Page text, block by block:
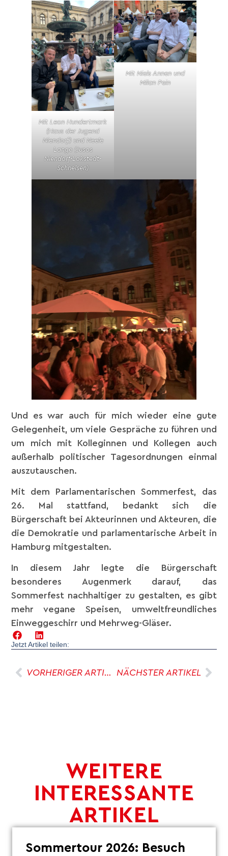
Mit Leon Hundertmark
(Haus der Jugend
Niendorf) und Neele
Lange (Jusos
Niendorf-Lokstedt-
Schnelsen)
Mit Niels Annen und
Milan Pein
Und es war auch für mich wieder eine gute
Gelegenheit, um viele Gespräche zu führen und
um mich mit Kolleginnen und Kollegen auch
außerhalb politischer Tagesordnungen einmal
auszutauschen.
Mit dem Parlamentarischen Sommerfest, das
26. Mal stattfand, bedankt sich die
Bürgerschaft bei Akteurinnen und Akteuren, die
die Demokratie und parlamentarische Arbeit in
Hamburg mitgestalten.
In diesem Jahr legte die Bürgerschaft
besonderes Augenmerk darauf, das
Sommerfest nachhaltiger zu gestalten, es gibt
mehr vegane Speisen, umweltfreundliches
Einweggeschirr und Mehrweg-Gläser.
Jetzt Artikel teilen:
VORHERIGER ARTIKEL NÄCHSTER ARTIKEL
WEITERE
INTERESSANTE
ARTIKEL
Sommertour 2026: Besuch